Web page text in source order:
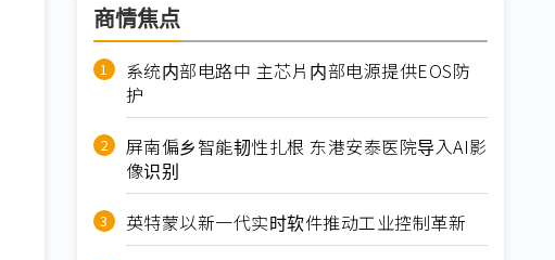
商情焦点
系统内部电路中 主芯片内部电源提供EOS防
护
屏南偏乡智能韧性扎根 东港安泰医院导入AI影
像识别
英特蒙以新一代实时软件推动工业控制革新